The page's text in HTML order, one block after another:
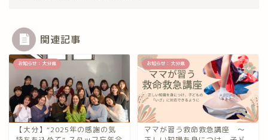
関連記事
お知らせ：大分県
【大分】“2025年の感謝の気
お知らせ：大分県
ママが習う救命救急講座 〜